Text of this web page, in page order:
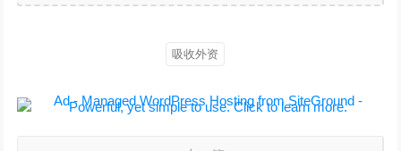
吸收外资